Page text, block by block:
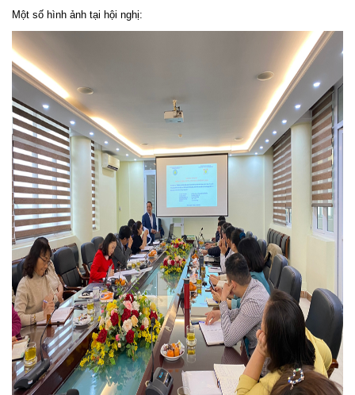
Một số hình ảnh tại hội nghị: